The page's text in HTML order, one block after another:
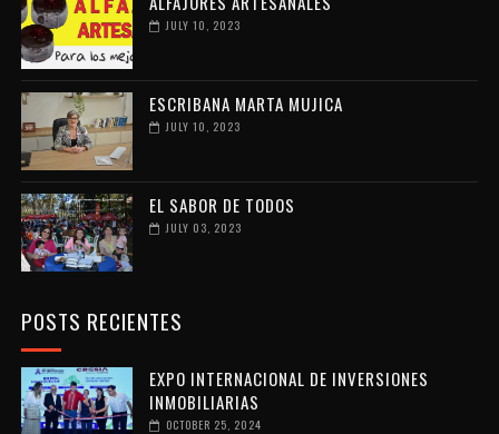
JULY 10, 2023
ESCRIBANA MARTA MUJICA
JULY 10, 2023
EL SABOR DE TODOS
JULY 03, 2023
POSTS RECIENTES
EXPO INTERNACIONAL DE INVERSIONES
INMOBILIARIAS
OCTOBER 25, 2024